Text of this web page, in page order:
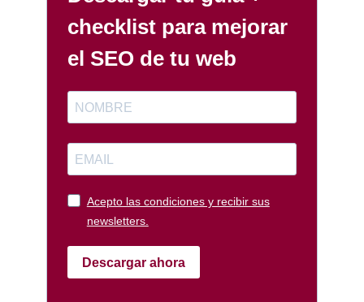
checklist para mejorar
el SEO de tu web
Acepto las condiciones y recibir sus
newsletters.
Descargar ahora